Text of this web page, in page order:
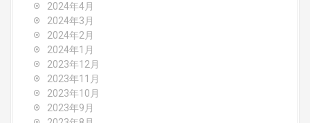
2024年4月
2024年3月
2024年2月
2024年1月
2023年12月
2023年11月
2023年10月
2023年9月